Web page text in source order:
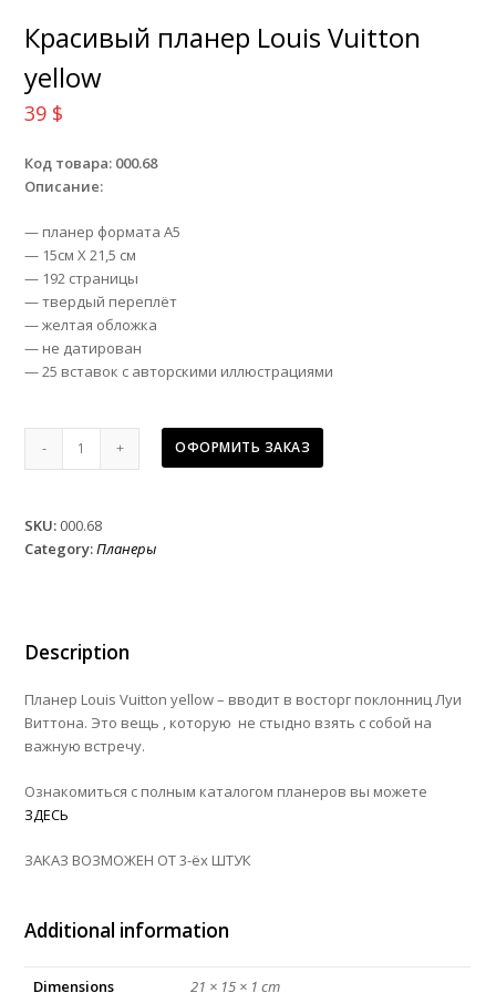
Красивый планер Louis Vuitton
yellow
39 $
Код товара: 000.68
Описание:
— планер формата А5
— 15см Х 21,5 см
— 192 страницы
— твердый переплёт
— желтая обложка
— не датирован
— 25 вставок с авторскими иллюстрациями
Красивый
yellow
quantity
ОФОРМИТЬ ЗАКАЗ
SKU: 000.68
Category:Планеры
Description
Планер Louis Vuitton yellow– вводит в восторг поклонниц Луи
Виттона. Это вещь , которую не стыдно взять с собой на
важную встречу.
Ознакомиться с полным каталогом планеров вы можете
ЗДЕСЬ
ЗАКАЗ ВОЗМОЖЕН ОТ 3-ёх ШТУК
Additional information
Dimensions 21 × 15 × 1 cm